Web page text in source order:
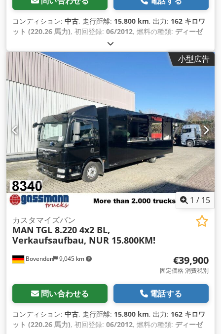
コンディション: 中古, 走行距離: 15,800 km, 出力: 162 キロワ
ット (220.26 馬力), 初回登録: 06/2012, 燃料の種類: ディーゼ
6,090 kg（キログラム）
kg（キログラム）, 総重量:7,490 kg（キログラム）, タイヤサ
イズ: 215/75R17,5, アクスル構成: , ホイールベース:5,550
mm , 次回検査（TÜV）:08/2026
色:黒, 運転席: , 変速方式:
ス:ユーロ5 , サスペンション: スチール-エア
ABS（アンチロック・ブレーキ・システム）, エアコン, キャビ
ン, スポイラー, デファレンシャルロック, トラクションコント
ロール, パワーステアリング, パーキングヒーター, 低騒音, 車載
コンピュータ,
小型広告
1 / 15
Bovenden 9,045 km
カスタマイズバン
MAN TGL 8.220 4x2 BL,
Verkaufsaufbau, NUR 15.800KM!
€39,900
固定価格 消費税別
問い合わせる 電話する
コンディション: 中古, 走行距離: 15,800 km, 出力: 162 キロワ
ット (220.26 馬力), 初回登録: 06/2012, 燃料の種類: ディーゼ